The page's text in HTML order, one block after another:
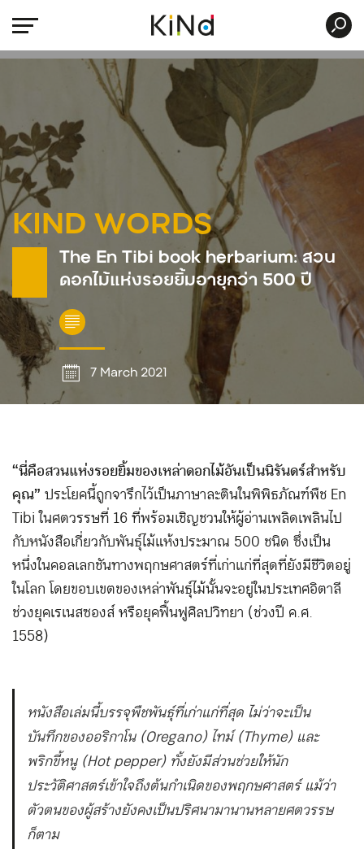
KIND WORDS
The En Tibi book herbarium: สวน
ดอกไม้แห่งรอยยิ้มอายุกว่า 500 ปี
7 March 2021
“นี่คือสวนแห่งรอยยิ้มของเหล่าดอกไม้อันเป็นนิรันดร์สำหรับ
คุณ”ประโยคนี้ถูกจารึกไว้เป็นภาษาละตินในพิพิธภัณฑ์พืช En
Tibi ในศตวรรษที่ 16 ที่พร้อมเชิญชวนให้ผู้อ่านเพลิดเพลินไป
กับหนังสือเกี่ยวกับพันธุ์ไม้แห้งประมาณ 500 ชนิด ซึ่งเป็น
หนึ่งในคอลเลกชันทางพฤกษศาสตร์ที่เก่าแก่ที่สุดที่ยังมีชีวิตอยู่
ในโลก โดยขอบเขตของเหล่าพันธุ์ไม้นั้นจะอยู่ในประเทศอิตาลี
ช่วงยุคเรเนสซองส์ หรือยุคฟื้นฟูศิลปวิทยา (ช่วงปี ค.ศ.
1558)
หนังสือเล่มนี้บรรจุพืชพันธุ์ที่เก่าแก่ที่สุด ไม่ว่าจะเป็น
บันทึกของออริกาโน (Oregano) ไทม์ (Thyme) และ
พริกขี้หนู (Hot pepper) ทั้งยังมีส่วนช่วยให้นัก
ประวัติศาสตร์เข้าใจถึงต้นกำเนิดของพฤกษศาสตร์ แม้ว่า
ตัวตนของผู้สร้างยังคงเป็นปริศนามานานหลายศตวรรษ
ก็ตาม